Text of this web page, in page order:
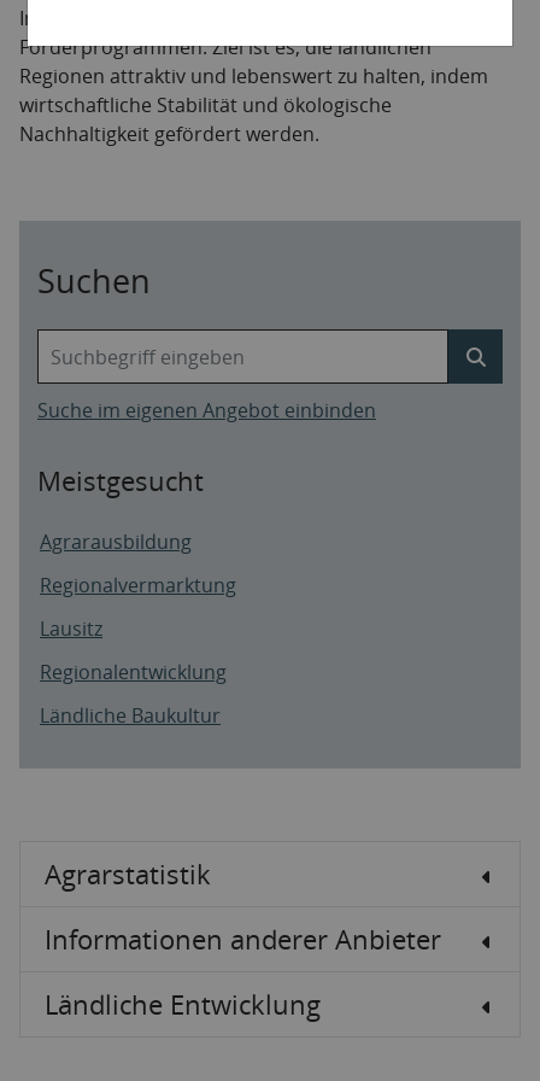
Infrastruktur und die Nutzung von
Förderprogrammen. Ziel ist es, die ländlichen
Regionen attraktiv und lebenswert zu halten, indem
wirtschaftliche Stabilität und ökologische
Nachhaltigkeit gefördert werden.
Suchen
Suche im eigenen Angebot einbinden
Meistgesucht
Agrarausbildung
Regionalvermarktung
Lausitz
Regionalentwicklung
Ländliche Baukultur
Agrarstatistik
Informationen anderer Anbieter
Ländliche Entwicklung